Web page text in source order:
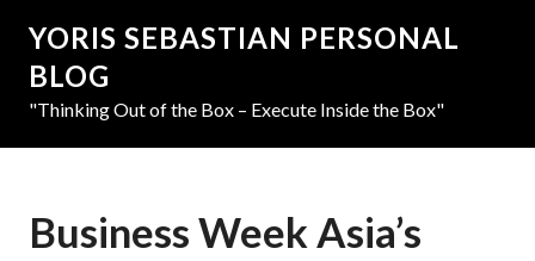
YORIS SEBASTIAN PERSONAL
BLOG
"Thinking Out of the Box – Execute Inside the Box"
Business Week Asia’s